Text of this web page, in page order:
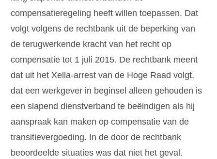
compensatieregeling heeft willen toepassen. Dat
volgt volgens de rechtbank uit de beperking van
de terugwerkende kracht van het recht op
compensatie tot 1 juli 2015. De rechtbank meent
dat uit het Xella-arrest van de Hoge Raad volgt,
dat een werkgever in beginsel alleen gehouden is
een slapend dienstverband te beëindigen als hij
aanspraak kan maken op compensatie van de
transitievergoeding. In de door de rechtbank
beoordeelde situaties was dat niet het geval.